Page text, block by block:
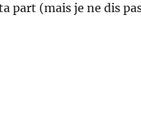
part (mais je ne dis